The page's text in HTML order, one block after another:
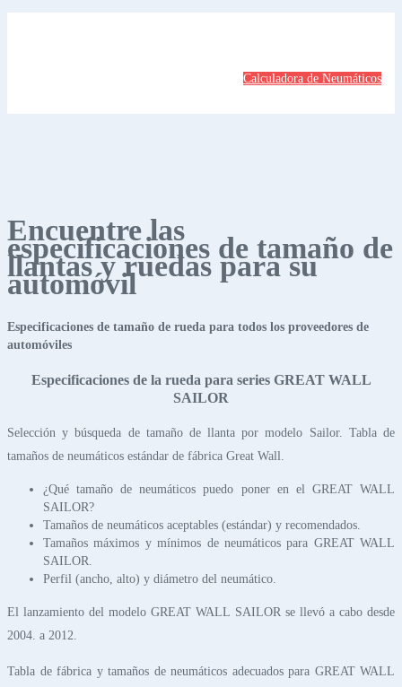
Calculadora de Neumáticos
Encuentre las
especificaciones de tamaño de
llantas y ruedas para su
automóvil
Especificaciones de tamaño de rueda para todos los proveedores de
automóviles
Especificaciones de la rueda para series GREAT WALL
SAILOR
Selección y búsqueda de tamaño de llanta por modelo Sailor. Tabla de
tamaños de neumáticos estándar de fábrica Great Wall.
¿Qué tamaño de neumáticos puedo poner en el GREAT WALL
SAILOR?
Tamaños de neumáticos aceptables (estándar) y recomendados.
Tamaños máximos y mínimos de neumáticos para GREAT WALL
SAILOR.
Perfil (ancho, alto) y diámetro del neumático.
El lanzamiento del modelo GREAT WALL SAILOR se llevó a cabo desde
2004. a 2012.
Tabla de fábrica y tamaños de neumáticos adecuados para GREAT WALL